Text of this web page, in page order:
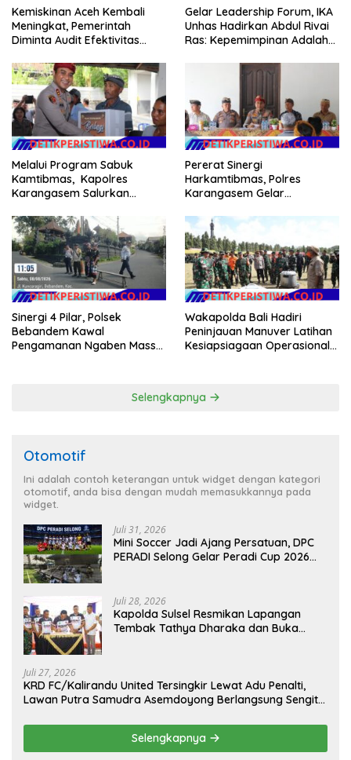
Kemiskinan Aceh Kembali
Meningkat, Pemerintah
Diminta Audit Efektivitas
Gelar Leadership Forum, IKA
Unhas Hadirkan Abdul Rivai
Ras: Kepemimpinan Adalah
Melalui Program Sabuk
Kamtibmas, Kapolres
Karangasem Salurkan
Warga Kurang Mampu
Pererat Sinergi
Harkamtibmas, Polres
Karangasem Gelar
Kamtibmas di Dangin Sema II
Sinergi 4 Pilar, Polsek
Bebandem Kawal
Pengamanan Ngaben Massal
Wakapolda Bali Hadiri
Peninjauan Manuver Latihan
Kesiapsiagaan Operasional
Selengkapnya
Otomotif
Ini adalah contoh keterangan untuk widget dengan kategori
otomotif, anda bisa dengan mudah memasukkannya pada
widget.
Juli 31, 2026
Mini Soccer Jadi Ajang Persatuan, DPC
PERADI Selong Gelar Peradi Cup 2026
Juli 28, 2026
Kapolda Sulsel Resmikan Lapangan
Tembak Tathya Dharaka dan Buka
Juli 27, 2026
KRD FC/Kalirandu United Tersingkir Lewat Adu Penalti,
Lawan Putra Samudra Asemdoyong Berlangsung Sengit
Selengkapnya